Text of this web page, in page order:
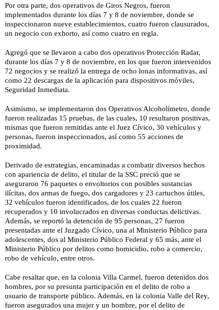
Por otra parte, dos operativos de Giros Negros, fueron
implementados durante los días 7 y 8 de noviembre, donde se
inspeccionaron nueve establecimientos, cuatro fueron clausurados,
un negocio con exhorto, así como cuatro en regla.
Agregó que se llevaron a cabo dos operativos Protección Radar,
durante los días 7 y 8 de noviembre, en los que fueron intervenidos
72 negocios y se realizó la entrega de ocho lonas informativas, así
como 22 descargas de la aplicación para dispositivos móviles,
Seguridad Inmediata.
Asimismo, se implementaron dos Operativos Alcoholímetro, donde
fueron realizadas 15 pruebas, de las cuales, 10 resultaron positivas,
mismas que fueron remitidas ante el Juez Cívico, 30 vehículos y
personas, fueron inspeccionados, así como 55 acciones de
proximidad.
Derivado de estrategias, encaminadas a combatir diversos hechos
con apariencia de delito, el titular de la SSC preció que se
aseguraron 76 paquetes o envoltorios con posibles sustancias
ilícitas, dos armas de fuego, dos cargadores y 23 cartuchos útiles,
32 vehículos fueron identificados, de los cuales 22 fueron
recuperados y 10 involucrados en diversas conductas delictivas.
Además, se reportó la detención de 95 personas, 27 fueron
presentadas ante el Juzgado Cívico, una al Ministerio Público para
adolescentes, dos al Ministerio Público Federal y 65 más, ante el
Ministerio Público por delitos como homicidio, robo a comercio,
robo de vehículo, entre otros.
Cabe resaltar que, en la colonia Villa Carmel, fueron detenidos dos
hombres, por su presunta participación en el delito de robo a
usuario de transporte público. Además, en la colonia Valle del Rey,
fueron asegurados una mujer y un hombre, por el delito de